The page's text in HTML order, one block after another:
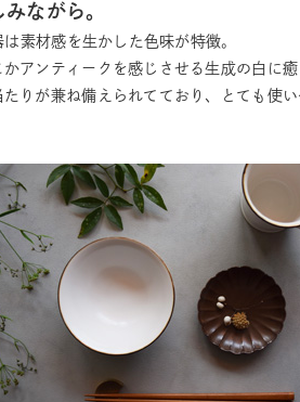
ながら。
素材感を生かした色味が特徴。
アンティークを感じさせる生成の白に癒
りが兼ね備えられてており、とても使